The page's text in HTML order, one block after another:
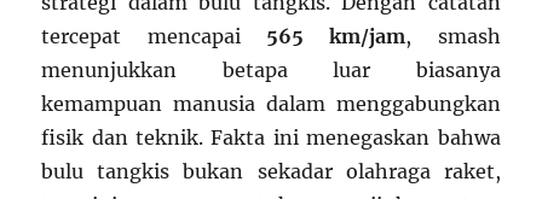
tercepat mencapai 565 km/jam, smash
menunjukkan betapa luar biasanya
kemampuan manusia dalam menggabungkan
fisik dan teknik. Fakta ini menegaskan bahwa
bulu tangkis bukan sekadar olahraga raket,